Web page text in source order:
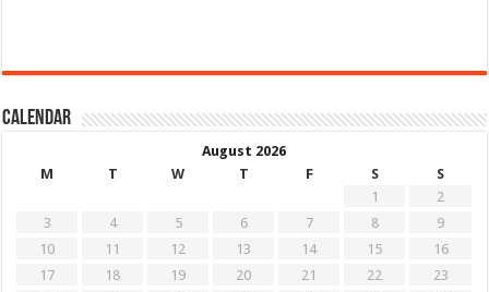
Calendar
August 2026
M
T W T F S
S
1
2
3
4 5 6 7 8
9
10
11 12 13 14 15
16
17
18 19 20 21 22
23